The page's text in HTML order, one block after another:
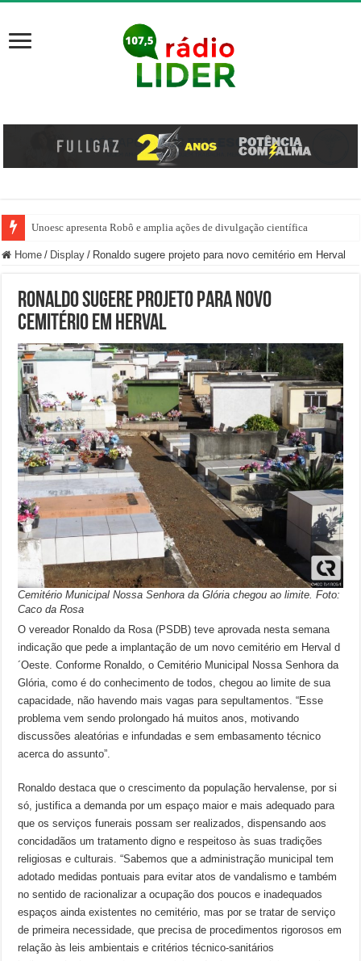
Unoesc apresenta Robô e amplia ações de divulgação científica
Família venezuelana percorre mais de 100 km, paga aluguel adiantado e
Home / Display / Ronaldo sugere projeto para novo cemitério em Herval
Ronaldo sugere projeto para novo
cemitério em Herval
Cemitério Municipal Nossa Senhora da Glória chegou ao limite. Foto:
Caco da Rosa
O vereador Ronaldo da Rosa (PSDB) teve aprovada nesta semana
indicação que pede a implantação de um novo cemitério em Herval d
´Oeste. Conforme Ronaldo, o Cemitério Municipal Nossa Senhora da
Glória, como é do conhecimento de todos, chegou ao limite de sua
capacidade, não havendo mais vagas para sepultamentos. “Esse
problema vem sendo prolongado há muitos anos, motivando
discussões aleatórias e infundadas e sem embasamento técnico
acerca do assunto”.
Ronaldo destaca que o crescimento da população hervalense, por si
só, justifica a demanda por um espaço maior e mais adequado para
que os serviços funerais possam ser realizados, dispensando aos
concidadãos um tratamento digno e respeitoso às suas tradições
religiosas e culturais. “Sabemos que a administração municipal tem
adotado medidas pontuais para evitar atos de vandalismo e também
no sentido de racionalizar a ocupação dos poucos e inadequados
espaços ainda existentes no cemitério, mas por se tratar de serviço
de primeira necessidade, que precisa de procedimentos rigorosos em
relação às leis ambientais e critérios técnico-sanitários